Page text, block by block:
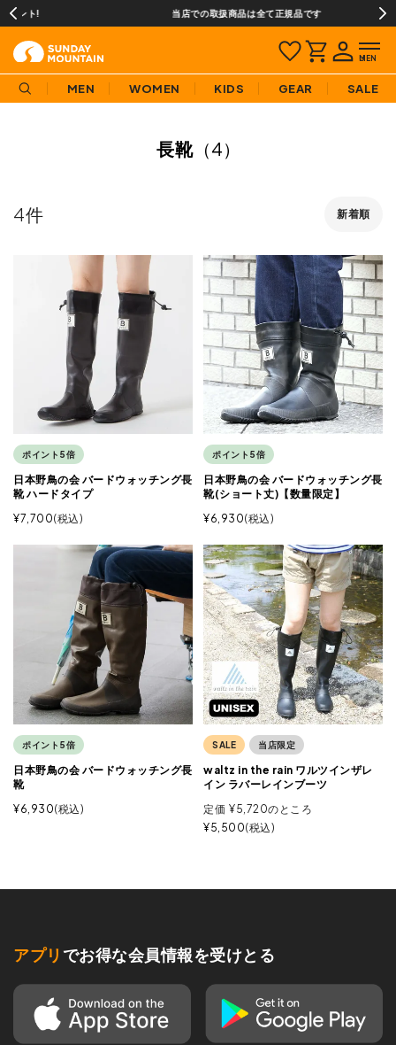
当店での取扱商品は全て正規品です
MEN WOMEN KIDS GEAR SALE
長靴（4）
新着順
4
ポイント5倍
日本野鳥の会 バードウォッチング長
靴 ハードタイプ
¥7,700 税込
ポイント5倍
日本野鳥の会 バードウォッチング長
靴(ショート丈)【数量限定】
¥6,930 税込
ポイント5倍
日本野鳥の会 バードウォッチング長
靴
¥6,930 税込
SALE 当店限定
waltz in the rain ワルツインザレ
イン ラバーレインブーツ
定価 ¥5,720のところ
¥5,500 税込
アプリ でお得な会員情報を受けとる